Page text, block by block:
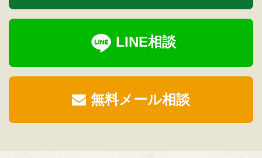
LINE相談
無料メール相談